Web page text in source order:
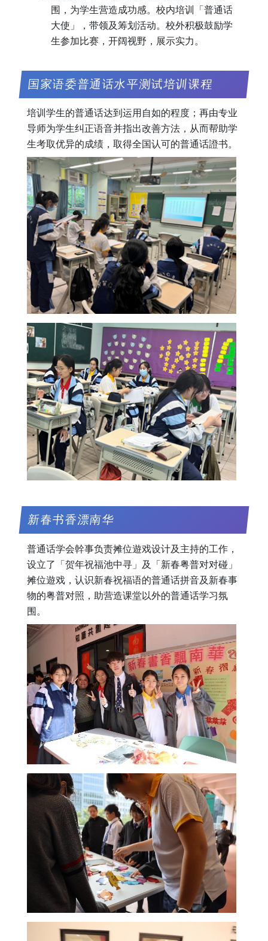
围，为学生营造成功感。校内培训「普通话
大使」，带领及筹划活动。校外积极鼓励学
生参加比赛，开阔视野，展示实力。
国家语委普通话水平测试培训课程
培训学生的普通话达到运用自如的程度；再由专业
导师为学生纠正语音并指出改善方法，从而帮助学
生考取优异的成绩，取得全国认可的普通话證书。
新春书香漂南华
普通话学会幹事负责摊位遊戏设计及主持的工作，
设立了「贺年祝福池中寻」及「新春粤普对对碰」
摊位遊戏，认识新春祝福语的普通话拼音及新春事
物的粤普对照，助营造课堂以外的普通话学习氛
围。